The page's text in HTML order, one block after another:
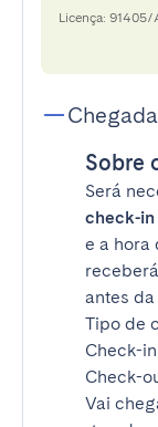
Licença: 91405/
Chegada
Sobre
Será
check-
e a hora
antes
Tipo de
Check-
Check-
Vai